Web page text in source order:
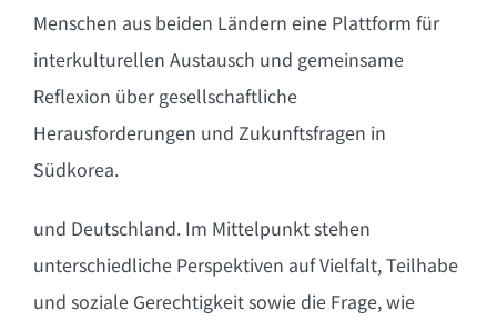
Menschen aus beiden Ländern eine Plattform für
interkulturellen Austausch und gemeinsame
Reflexion über gesellschaftliche
Herausforderungen und Zukunftsfragen in
Südkorea.
und Deutschland. Im Mittelpunkt stehen
unterschiedliche Perspektiven auf Vielfalt, Teilhabe
und soziale Gerechtigkeit sowie die Frage, wie